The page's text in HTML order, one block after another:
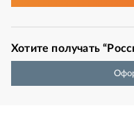
Хотите получать